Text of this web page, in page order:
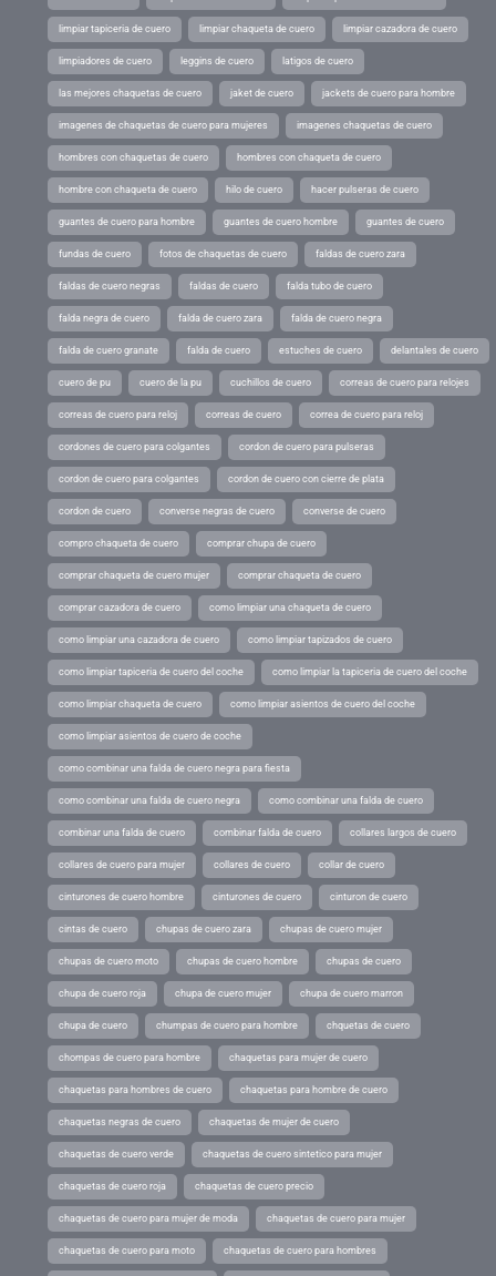
limpiar tapiceria de cuero limpiar chaqueta de cuero limpiar cazadora de cuero
limpiadores de cuero leggins de cuero latigos de cuero
las mejores chaquetas de cuero jaket de cuero jackets de cuero para hombre
imagenes de chaquetas de cuero para mujeres imagenes chaquetas de cuero
hombres con chaquetas de cuero hombres con chaqueta de cuero
hombre con chaqueta de cuero hilo de cuero hacer pulseras de cuero
guantes de cuero para hombre guantes de cuero hombre guantes de cuero
fundas de cuero fotos de chaquetas de cuero faldas de cuero zara
faldas de cuero negras faldas de cuero falda tubo de cuero
falda negra de cuero falda de cuero zara falda de cuero negra
falda de cuero granate falda de cuero estuches de cuero delantales de cuero
cuero de pu cuero de la pu cuchillos de cuero correas de cuero para relojes
correas de cuero para reloj correas de cuero correa de cuero para reloj
cordones de cuero para colgantes cordon de cuero para pulseras
cordon de cuero para colgantes cordon de cuero con cierre de plata
cordon de cuero converse negras de cuero converse de cuero
compro chaqueta de cuero comprar chupa de cuero
comprar chaqueta de cuero mujer comprar chaqueta de cuero
comprar cazadora de cuero como limpiar una chaqueta de cuero
como limpiar una cazadora de cuero como limpiar tapizados de cuero
como limpiar tapiceria de cuero del coche como limpiar la tapiceria de cuero del coche
como limpiar chaqueta de cuero como limpiar asientos de cuero del coche
como limpiar asientos de cuero de coche
como combinar una falda de cuero negra para fiesta
como combinar una falda de cuero negra como combinar una falda de cuero
combinar una falda de cuero combinar falda de cuero collares largos de cuero
collares de cuero para mujer collares de cuero collar de cuero
cinturones de cuero hombre cinturones de cuero cinturon de cuero
cintas de cuero chupas de cuero zara chupas de cuero mujer
chupas de cuero moto chupas de cuero hombre chupas de cuero
chupa de cuero roja chupa de cuero mujer chupa de cuero marron
chupa de cuero chumpas de cuero para hombre chquetas de cuero
chompas de cuero para hombre chaquetas para mujer de cuero
chaquetas para hombres de cuero chaquetas para hombre de cuero
chaquetas negras de cuero chaquetas de mujer de cuero
chaquetas de cuero verde chaquetas de cuero sintetico para mujer
chaquetas de cuero roja chaquetas de cuero precio
chaquetas de cuero para mujer de moda chaquetas de cuero para mujer
chaquetas de cuero para moto chaquetas de cuero para hombres